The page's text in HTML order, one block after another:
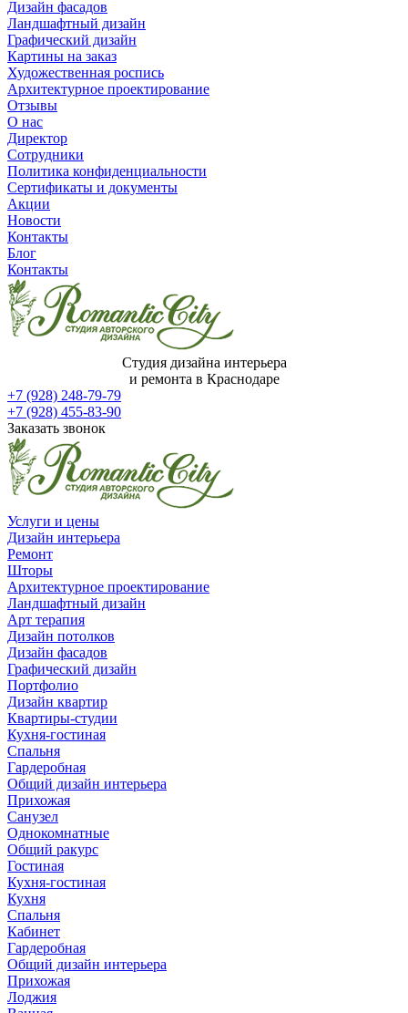
Дизайн фасадов
Ландшафтный дизайн
Графический дизайн
Картины на заказ
Художественная роспись
Архитектурное проектирование
Отзывы
О нас
Директор
Сотрудники
Политика конфиденциальности
Сертификаты и документы
Акции
Новости
Контакты
Блог
Контакты
Студия дизайна интерьера
и ремонта в Краснодаре
+7 (928) 248-79-79
+7 (928) 455-83-90
Заказать звонок
Услуги и цены
Дизайн интерьера
Ремонт
Шторы
Архитектурное проектирование
Ландшафтный дизайн
Арт терапия
Дизайн потолков
Дизайн фасадов
Графический дизайн
Портфолио
Дизайн квартир
Квартиры-студии
Кухня-гостиная
Спальня
Гардеробная
Общий дизайн интерьера
Прихожая
Санузел
Однокомнатные
Общий ракурс
Гостиная
Кухня-гостиная
Кухня
Спальня
Кабинет
Гардеробная
Общий дизайн интерьера
Прихожая
Лоджия